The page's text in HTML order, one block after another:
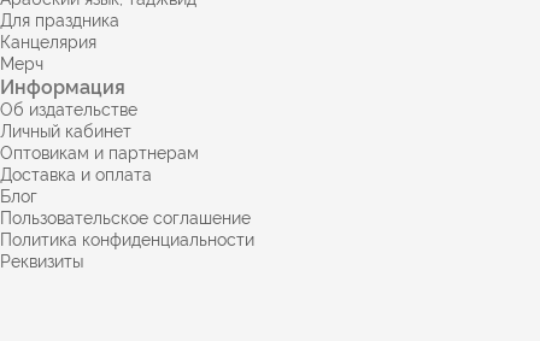
Для праздника
Канцелярия
Мерч
Информация
Об издательстве
Личный кабинет
Оптовикам и партнерам
Доставка и оплата
Блог
Пользовательское соглашение
Политика конфиденциальности
Реквизиты